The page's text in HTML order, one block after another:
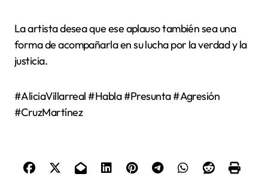
La artista desea que ese aplauso también sea una
forma de acompañarla en su lucha por la verdad y la
justicia.
#AliciaVillarreal #Habla #Presunta #Agresión
#CruzMartínez